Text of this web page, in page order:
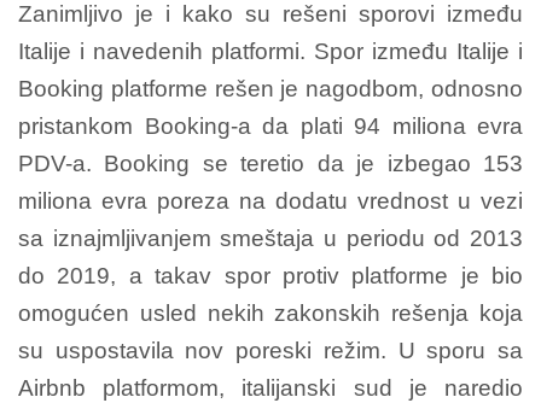
Zanimljivo je i kako su rešeni sporovi između
Italije i navedenih platformi. Spor između Italije i
Booking platforme rešen je nagodbom, odnosno
pristankom Booking-a da plati 94 miliona evra
PDV-a. Booking se teretio da je izbegao 153
miliona evra poreza na dodatu vrednost u vezi
sa iznajmljivanjem smeštaja u periodu od 2013
do 2019, a takav spor protiv platforme je bio
omogućen usled nekih zakonskih rešenja koja
su uspostavila nov poreski režim. U sporu sa
Airbnb platformom, italijanski sud je naredio